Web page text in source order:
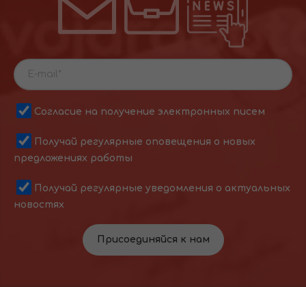
Согласие на получение электронных писем
Получай регулярные оповещения о новых
предложениях работы
Получай регулярные уведомления о актуальных
новостях
Присоединяйся к нам